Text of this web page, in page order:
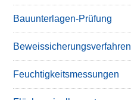
Bauunterlagen-Prüfung
Beweissicherungsverfahren
Feuchtigkeitsmessungen